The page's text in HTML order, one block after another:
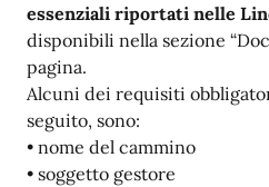
essenziali riportati nelle
disponibili nella sezione
pagina.
Alcuni dei requisiti
seguito, sono:
• nome del cammino
• soggetto gestore